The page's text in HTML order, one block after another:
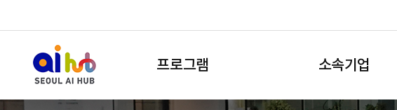
프로그램 소속기업